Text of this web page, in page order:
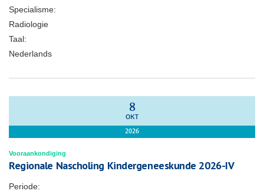
Specialisme:
Radiologie
Taal:
Nederlands
8
OKT
2026
Vooraankondiging
Regionale Nascholing Kindergeneeskunde 2026-IV
Periode: